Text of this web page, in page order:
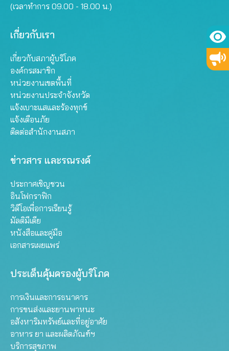
(เวลาทำการ 09.00 - 18.00 น.)
เกี่ยวกับเรา
เกี่ยวกับสภาผู้บริโภค
องค์กรสมาชิก
หน่วยงานเขตพื้นที่
หน่วยงานประจำจังหวัด
แจ้งเบาะแสและร้องทุกข์
แจ้งเตือนภัย
ติดต่อสำนักงานสภา
ข่าวสาร และรณรงค์
ประกาศเชิญชวน
อินโฟกราฟิก
วิดีโอเพื่อการเรียนรู้
มัลติมีเดีย
หนังสือและคู่มือ
เอกสารเผยแพร่
ประเด็นคุ้มครองผู้บริโภค
การเงินและการธนาคาร
การขนส่งและยานพาหนะ
อสังหาริมทรัพย์และที่อยู่อาศัย
อาหาร ยา และผลิตภัณฑ์ฯ
บริการสุขภาพ